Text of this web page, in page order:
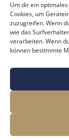
Um dir ein
Cookies, um
zuzugreifen. Wenn
wie das
verarbeiten. Wenn
können bestimmte